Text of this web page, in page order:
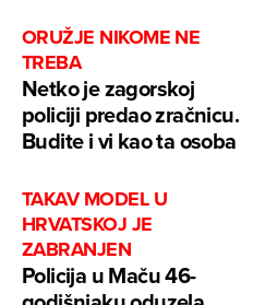
ORUŽJE NIKOME NE
TREBA
Netko je zagorskoj
policiji predao zračnicu.
Budite i vi kao ta osoba
TAKAV MODEL U
HRVATSKOJ JE
ZABRANJEN
Policija u Maču 46-